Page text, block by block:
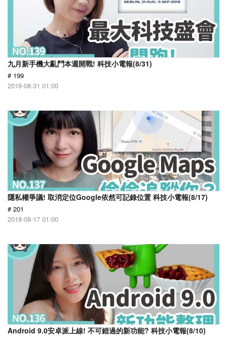
九月新手機大亂鬥本週開戰! 科技小電報(8/31)
# 199
2018-08-31 01:00
隱私權爭議! 取消定位Google依然可記錄位置 科技小電報(8/17)
# 201
2018-08-17 01:00
Android 9.0安卓派上線! 不可錯過的新功能? 科技小電報(8/10)